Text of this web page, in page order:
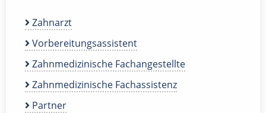
Zahnarzt
Vorbereitungsassistent
Zahnmedizinische Fachangestellte
Zahnmedizinische Fachassistenz
Partner